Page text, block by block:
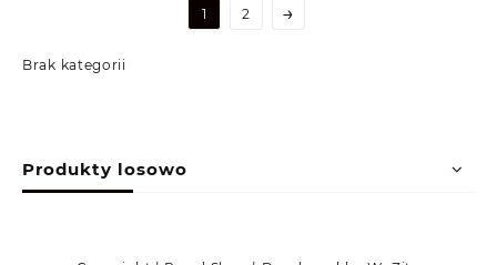
Brak kategorii
1 2 →
Produkty losowo